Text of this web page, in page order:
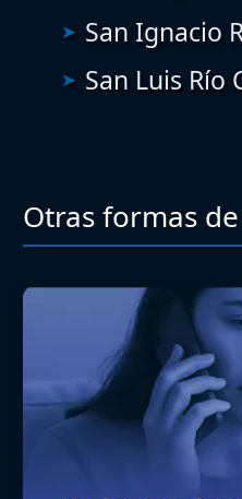
San Ignacio
San Luis Río
Otras formas